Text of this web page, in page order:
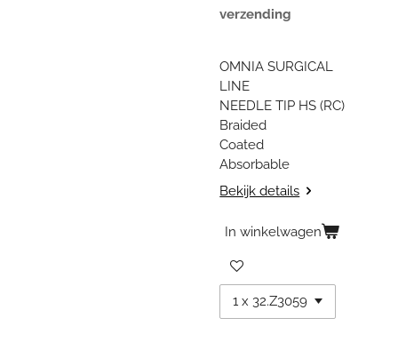
verzending
OMNIA SURGICAL
LINE
NEEDLE TIP HS (RC)
Braided
Coated
Absorbable
Bekijk details
In winkelwagen